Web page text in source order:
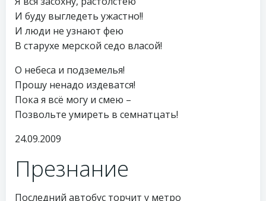
И буду выгледеть ужастно!!
И люди не узнают фею
В старухе мерской седо власой!
О небеса и подземелья!
Прошу ненадо издеватся!
Пока я всё могу и смею –
Позвольте умиреть в семнатцать!
24.09.2009
Презнание
Последний автобус торчит у метро